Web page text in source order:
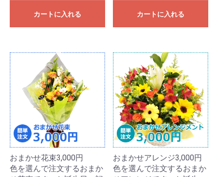
カートに入れる カートに入れる
おまかせ花束3,000円
色を選んで注文するおまか
おまかせアレンジ3,000円
色を選んで注文するおまか